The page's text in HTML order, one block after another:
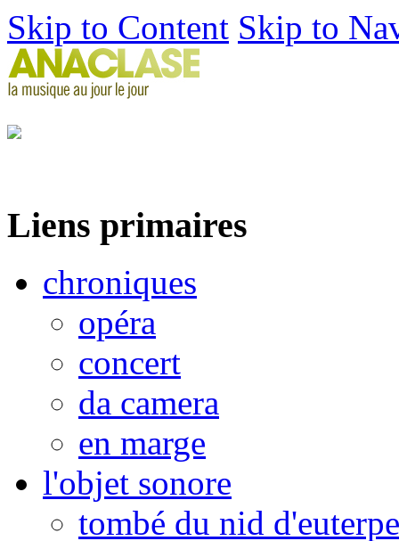
Skip to Content Skip to
Liens primaires
chroniques
opéra
concert
da camera
en marge
l'objet sonore
tombé du nid d'euterpe